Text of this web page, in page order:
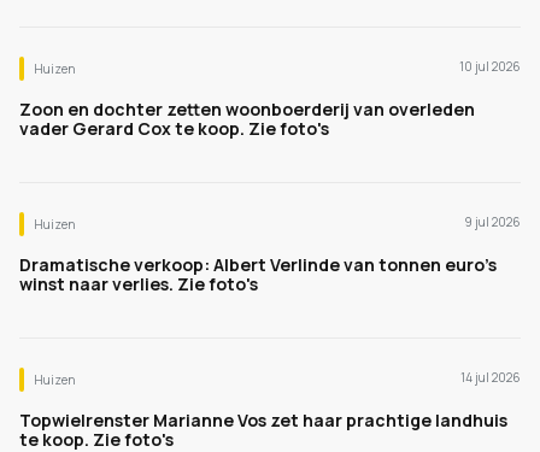
Huizen 10 jul 2026
Zoon en dochter zetten woonboerderij van overleden
vader Gerard Cox te koop. Zie foto's
Huizen 9 jul 2026
Dramatische verkoop: Albert Verlinde van tonnen euro's
winst naar verlies. Zie foto's
Huizen 14 jul 2026
Topwielrenster Marianne Vos zet haar prachtige landhuis
te koop. Zie foto's